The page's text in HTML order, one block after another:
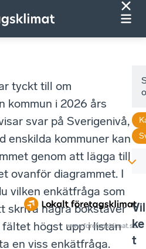
tyckt till om
kommun i 2026 års
svar på Sverigenivå,
enskilda kommuner kan
genom att lägga till
ovanför diagrammet. I
vilken enkätfråga som
skriva några bokstäver
högst upp i listan
en viss enkätfråga.
www.foretagsklimat.se
Vil
ke
t